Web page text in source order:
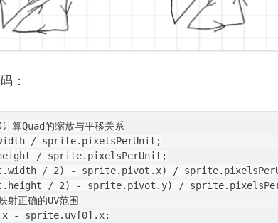
：
Quad的缩放与平移关系
/ sprite.pixelsPerUnit;
/ sprite.pixelsPerUnit;
/ 2) - sprite.pivot.x) /
/ 2) - sprite.pivot.y) /
正确的UV范围
- sprite.uv[0].x;